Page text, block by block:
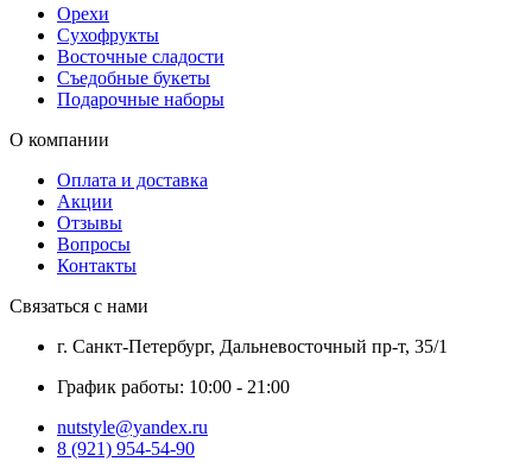
Орехи
Сухофрукты
Восточные сладости
Съедобные букеты
Подарочные наборы
О компании
Оплата и доставка
Акции
Отзывы
Вопросы
Контакты
Связаться с нами
г. Санкт-Петербург, Дальневосточный пр-т, 35/1
График работы: 10:00 - 21:00
nutstyle@yandex.ru
8 (921) 954-54-90